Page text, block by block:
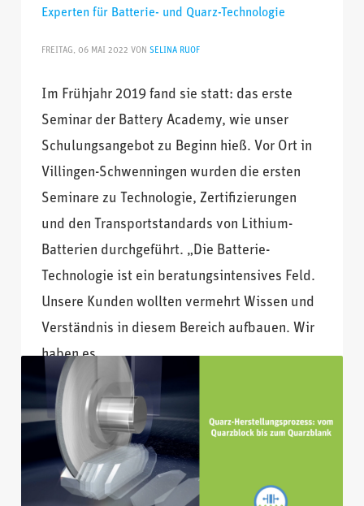
Experten für Batterie- und Quarz-Technologie
FREITAG, 06 MAI 2022 VONSELINA RUOF
Im Frühjahr 2019 fand sie statt: das erste
Seminar der Battery Academy, wie unser
Schulungsangebot zu Beginn hieß. Vor Ort in
Villingen-Schwenningen wurden die ersten
Seminare zu Technologie, Zertifizierungen
und den Transportstandards von Lithium-
Batterien durchgeführt. „Die Batterie-
Technologie ist ein beratungsintensives Feld.
Unsere Kunden wollten vermehrt Wissen und
Verständnis in diesem Bereich aufbauen. Wir
haben es
VERÖFFENTLICHT INUNTERNEHMEN
TAGS BATTERIE-SICHERHEIT , BATTERIETRANSPORT
QUARZPRODUKTION ,SCHALTUNGSANALYSE,WEITERBILDUNG